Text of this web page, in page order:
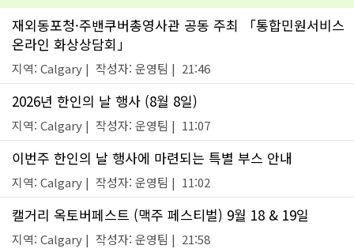
재외동포청·주밴쿠버총영사관 공동 주최 「통합민원서비스
온라인 화상상담회」
지역: Calgary | 작성자: 운영팀 | 21:46
2026년 한인의 날 행사 (8월 8일)
지역: Calgary | 작성자: 운영팀 | 11:07
이번주 한인의 날 행사에 마련되는 특별 부스 안내
지역: Calgary | 작성자: 운영팀 | 11:02
캘거리 옥토버페스트 (맥주 페스티벌) 9월 18 & 19일
지역: Calgary | 작성자: 운영팀 | 21:58